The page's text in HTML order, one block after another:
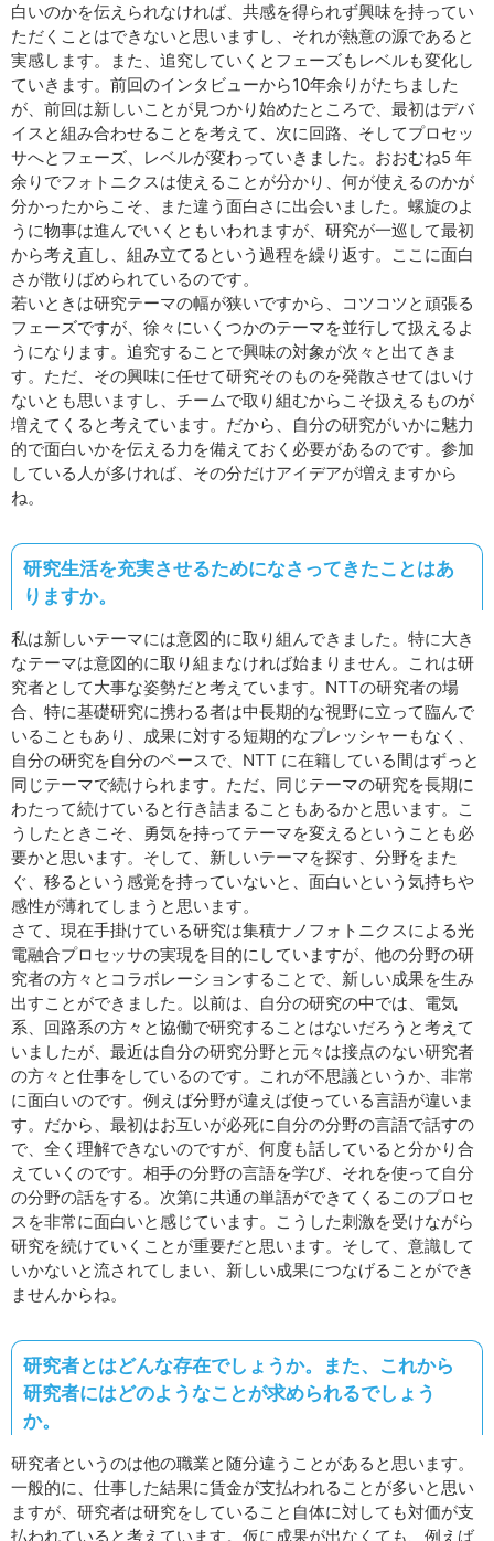
白いのかを伝えられなければ、共感を得られず興味を持ってい
ただくことはできないと思いますし、それが熱意の源であると
実感します。また、追究していくとフェーズもレベルも変化し
ていきます。前回のインタビューから10年余りがたちました
が、前回は新しいことが見つかり始めたところで、最初はデバ
イスと組み合わせることを考えて、次に回路、そしてプロセッ
サへとフェーズ、レベルが変わっていきました。おおむね5 年
余りでフォトニクスは使えることが分かり、何が使えるのかが
分かったからこそ、また違う面白さに出会いました。螺旋のよ
うに物事は進んでいくともいわれますが、研究が一巡して最初
から考え直し、組み立てるという過程を繰り返す。ここに面白
さが散りばめられているのです。
若いときは研究テーマの幅が狭いですから、コツコツと頑張る
フェーズですが、徐々にいくつかのテーマを並行して扱えるよ
うになります。追究することで興味の対象が次々と出てきま
す。ただ、その興味に任せて研究そのものを発散させてはいけ
ないとも思いますし、チームで取り組むからこそ扱えるものが
増えてくると考えています。だから、自分の研究がいかに魅力
的で面白いかを伝える力を備えておく必要があるのです。参加
している人が多ければ、その分だけアイデアが増えますから
ね。
研究生活を充実させるためになさってきたことはあ
りますか。
私は新しいテーマには意図的に取り組んできました。特に大き
なテーマは意図的に取り組まなければ始まりません。これは研
究者として大事な姿勢だと考えています。NTTの研究者の場
合、特に基礎研究に携わる者は中長期的な視野に立って臨んで
いることもあり、成果に対する短期的なプレッシャーもなく、
自分の研究を自分のペースで、NTT に在籍している間はずっと
同じテーマで続けられます。ただ、同じテーマの研究を長期に
わたって続けていると行き詰まることもあるかと思います。こ
うしたときこそ、勇気を持ってテーマを変えるということも必
要かと思います。そして、新しいテーマを探す、分野をまた
ぐ、移るという感覚を持っていないと、面白いという気持ちや
感性が薄れてしまうと思います。
さて、現在手掛けている研究は集積ナノフォトニクスによる光
電融合プロセッサの実現を目的にしていますが、他の分野の研
究者の方々とコラボレーションすることで、新しい成果を生み
出すことができました。以前は、自分の研究の中では、電気
系、回路系の方々と協働で研究することはないだろうと考えて
いましたが、最近は自分の研究分野と元々は接点のない研究者
の方々と仕事をしているのです。これが不思議というか、非常
に面白いのです。例えば分野が違えば使っている言語が違いま
す。だから、最初はお互いが必死に自分の分野の言語で話すの
で、全く理解できないのですが、何度も話していると分かり合
えていくのです。相手の分野の言語を学び、それを使って自分
の分野の話をする。次第に共通の単語ができてくるこのプロセ
スを非常に面白いと感じています。こうした刺激を受けながら
研究を続けていくことが重要だと思います。そして、意識して
いかないと流されてしまい、新しい成果につなげることができ
ませんからね。
研究者とはどんな存在でしょうか。また、これから
研究者にはどのようなことが求められるでしょう
か。
研究者というのは他の職業と随分違うことがあると思います。
一般的に、仕事した結果に賃金が支払われることが多いと思い
ますが、研究者は研究をしていること自体に対しても対価が支
払われていると考えています。仮に成果が出なくても、例えば